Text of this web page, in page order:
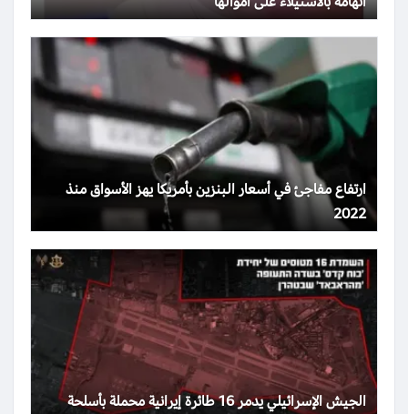
ارتفاع مفاجئ في أسعار البنزين بأمريكا يهز الأسواق منذ
2022
الجيش الإسرائيلي يدمر 16 طائرة إيرانية محملة بأسلحة